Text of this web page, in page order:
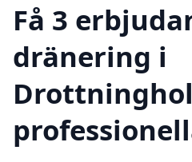
Få 3
dränering i